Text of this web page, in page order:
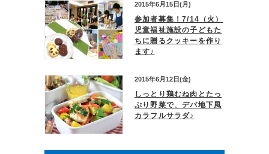
2015年6月15日(月)
参加者募集！7/14（火）
児童福祉施設の子どもた
ちに贈るクッキーを作り
ます♪
2015年6月12日(金)
しっとり鶏むね肉とたっ
ぷり野菜で、デパ地下風
カラフルサラダ♪